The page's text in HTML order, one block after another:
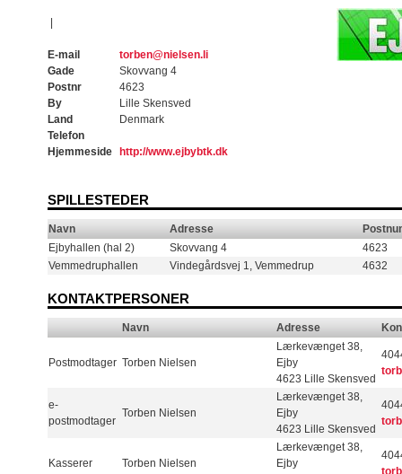
E-mail
torben@nielsen.li
Gade
Skovvang 4
Postnr
4623
By
Lille Skensved
Land
Denmark
Telefon
Hjemmeside
http://www.ejbybtk.dk
SPILLESTEDER
Navn Adresse
Ejbyhallen (hal 2)
Skovvang 4
4623
Vemmedruphallen
Vindegårdsvej 1, Vemmedrup 4632
KONTAKTPERSONER
Navn Adresse
Postmodtager Torben Nielsen
Lærkevænget 38,
Ejby
4623 Lille Skensved
e-
postmodtager
Torben Nielsen
Lærkevænget 38,
Ejby
4623 Lille Skensved
Kasserer Torben Nielsen
Lærkevænget 38,
Ejby